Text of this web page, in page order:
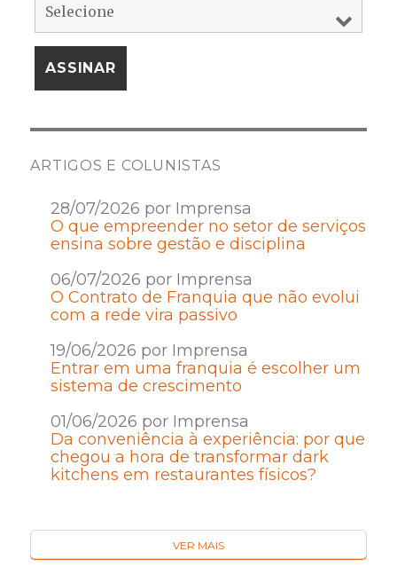
ARTIGOS E COLUNISTAS
28/07/2026 por Imprensa
O que empreender no setor de serviços
ensina sobre gestão e disciplina
06/07/2026 por Imprensa
O Contrato de Franquia que não evolui
com a rede vira passivo
19/06/2026 por Imprensa
Entrar em uma franquia é escolher um
sistema de crescimento
01/06/2026 por Imprensa
Da conveniência à experiência: por que
chegou a hora de transformar dark
kitchens em restaurantes físicos?
VER MAIS